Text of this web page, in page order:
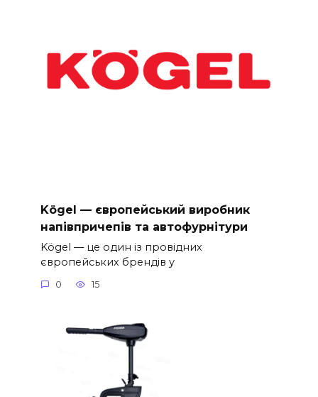
Kögel — європейський виробник
напівпричепів та автофурнітури
Kögel — це один із провідних
європейських брендів у
0 15